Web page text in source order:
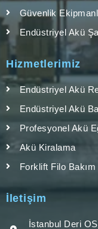
Güvenlik
Endüstriyel Akü
Hizmetlerimiz
Endüstriyel Akü
Endüstriyel Akü
Profesyonel Akü
Akü Kiralama
Forklift Filo Bakım
İletişim
İstanbul Deri